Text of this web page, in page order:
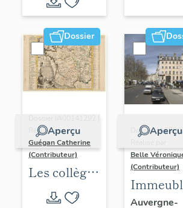
Dossier
Aperçu
Réalisé par
Guégan Catherine
(Contributeur)
Les collèges
jésuites
Aperçu
Dossier
Belle
(Contributeur)
du
Auvergne-